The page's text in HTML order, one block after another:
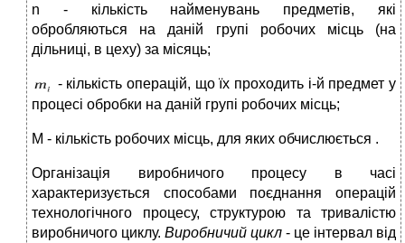
n - кількість найменувань предметів, які
обробляються на даній групі робочих місць (на
дільниці, в цеху) за місяць;
- кількість операцій, що їх проходить і-й предмет у
процесі обробки на даній групі робочих місць;
М - кількість робочих місць, для яких обчислюється .
Організація виробничого процесу в часі
характеризується способами поєднання операцій
технологічного процесу, структурою та тривалістю
виробничого циклу. Виробничий цикл - це інтервал від